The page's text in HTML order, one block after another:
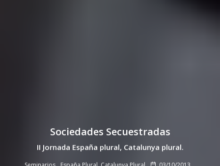
Sociedades Secuestradas
II Jornada España plural, Catalunya plural.